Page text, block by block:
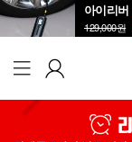
129,000원